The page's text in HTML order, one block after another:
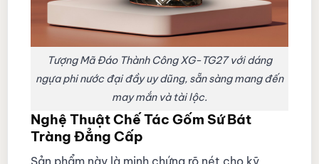
Tượng Mã Đáo Thành Công XG-TG27 với dáng
ngựa phi nước đại đầy uy dũng, sẵn sàng mang đến
may mắn và tài lộc.
Nghệ Thuật Chế Tác Gốm Sứ Bát
Tràng Đẳng Cấp